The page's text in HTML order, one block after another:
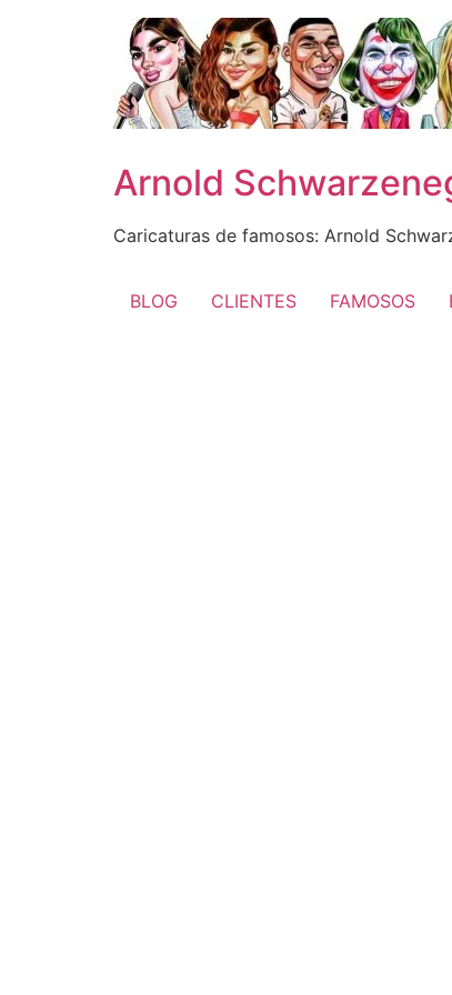
Arnold
Caricaturas de famosos: Arnold
BLOG CLIENTES FAMOSOS